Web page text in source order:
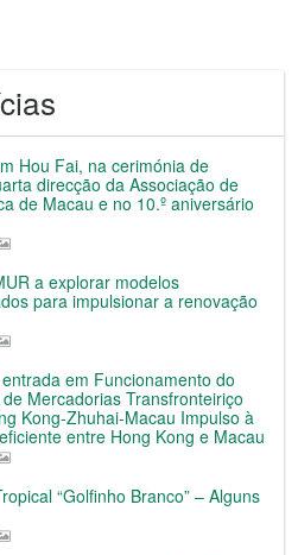
Hou Fai, na cerimónia de
direcção da Associação de
de Macau e no 10.º aniversário
a explorar modelos
para impulsionar a renovação
em Funcionamento do
Mercadorias Transfronteiriço
Kong-Zhuhai-Macau Impulso à
entre Hong Kong e Macau
“Golfinho Branco” – Alguns